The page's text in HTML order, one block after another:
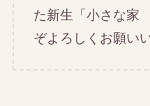
た新生「小さな家
ぞよろしくお願い